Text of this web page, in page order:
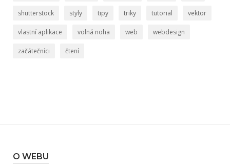
shutterstock styly tipy triky tutorial vektor
vlastní aplikace volná noha web webdesign
začátečníci čtení
O WEBU